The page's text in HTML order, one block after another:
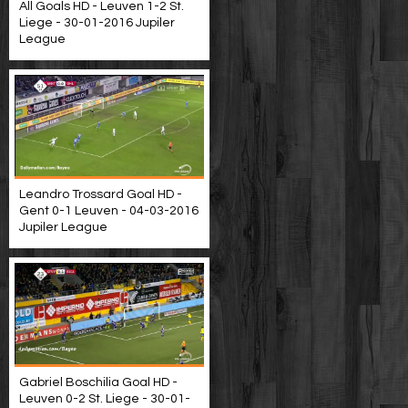
All Goals HD - Leuven 1-2 St.
Liege - 30-01-2016 Jupiler
League
Leandro Trossard Goal HD -
Gent 0-1 Leuven - 04-03-2016
Jupiler League
Gabriel Boschilia Goal HD -
Leuven 0-2 St. Liege - 30-01-